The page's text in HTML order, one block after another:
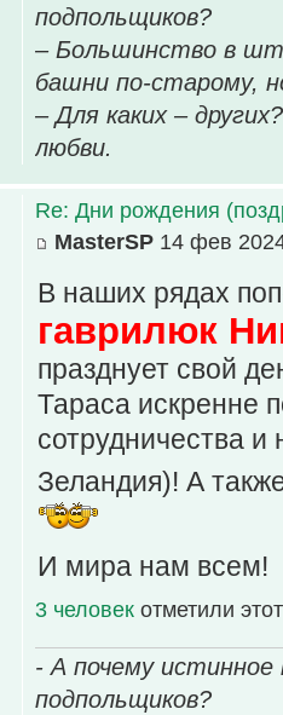
подпольщиков?
– Большинство в
башни по-старому,
– Для каких –
любви.
Re: Дни рождения
MasterSP 14 фев
В наших рядах
гаврилюк
празднует свой
Тараса искренне
сотрудничества
Зеландия)! А
И мира нам всем!
3 человек отметили
- А почему
подпольщиков?